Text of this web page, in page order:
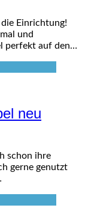
Einrichtung!
und
perfekt auf den…
neu
schon ihre
gerne genutzt